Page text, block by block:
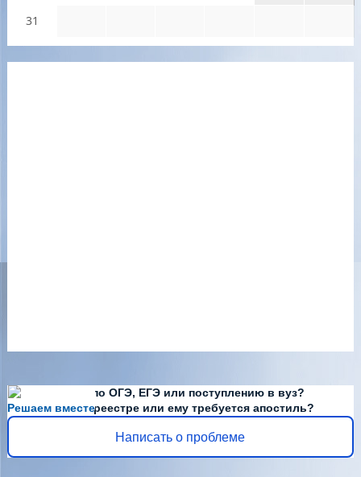
31
Решаем вместе
Есть вопросы по ОГЭ, ЕГЭ или поступлению в вуз?
Диплома нет в реестре или ему требуется апостиль?
Написать о проблеме